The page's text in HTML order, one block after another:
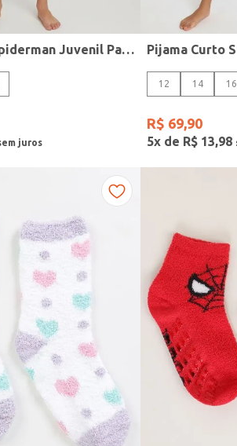
Pijama Curto Spiderman Juvenil Para Menino - AZUL
12 14 16
R$ 69,90
5x de R$ 13,98